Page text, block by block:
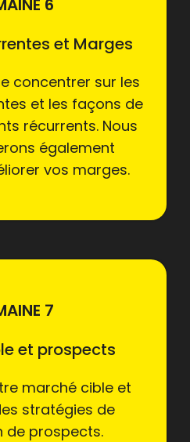
6
et Marges
concentrer sur les
et les façons de
récurrents. Nous
également
vos marges.
7
et prospects
marché cible et
stratégies de
de prospects.